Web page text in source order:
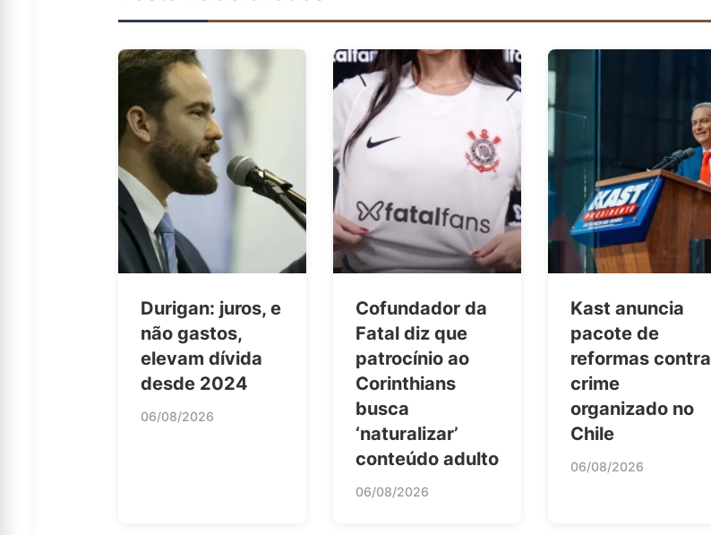
Durigan: juros, e
não gastos,
elevam dívida
desde 2024
06/08/2026
Cofundador da
Fatal diz que
patrocínio ao
Corinthians
busca
‘naturalizar’
conteúdo adulto
06/08/2026
Kast anuncia
pacote de
reformas contra
crime
organizado no
Chile
06/08/2026